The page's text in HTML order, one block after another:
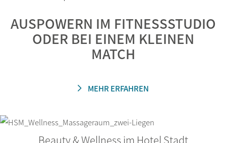
AUSPOWERN IM FITNESSSTUDIO
ODER BEI EINEM KLEINEN
MATCH
MEHR ERFAHREN
Beauty & Wellness im Hotel Stadt